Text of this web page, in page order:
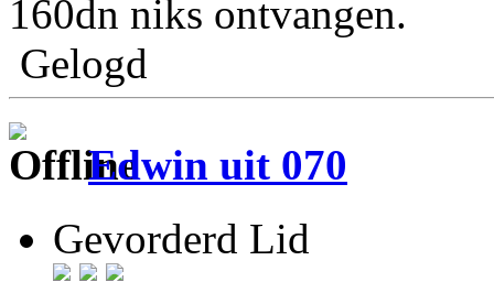
160dn niks ontvangen.
Gelogd
Edwin uit 070
Gevorderd Lid